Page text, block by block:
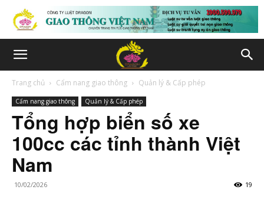
Trang chủ Cẩm nang giao thông Quản lý & Cấp phép
Cẩm nang giao thông Quản lý & Cấp phép
Tổng hợp biển số xe
100cc các tỉnh thành Việt
Nam
10/02/2026 19